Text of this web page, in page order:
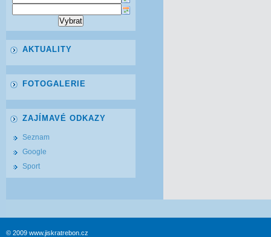
AKTUALITY
FOTOGALERIE
ZAJÍMAVÉ ODKAZY
Seznam
Google
Sport
© 2009 www.jiskratrebon.cz